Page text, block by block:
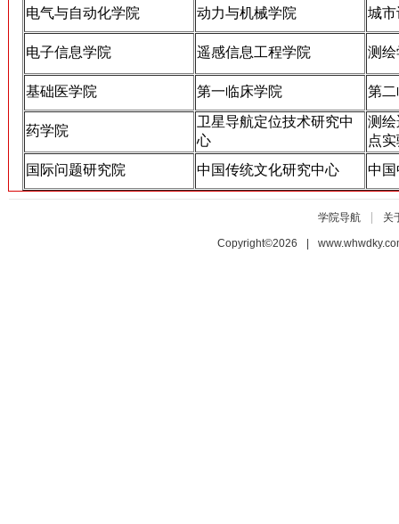
电气与自动化学院 动力与机械学院 城
电子信息学院 遥感信息工程学院 测
基础医学院 第一临床学院 第
药学院
卫星导航定位技术研究中
心
测
点
国际问题研究院
中国传统文化研究中心 中
学院导航| 关
Copyright©2026 |